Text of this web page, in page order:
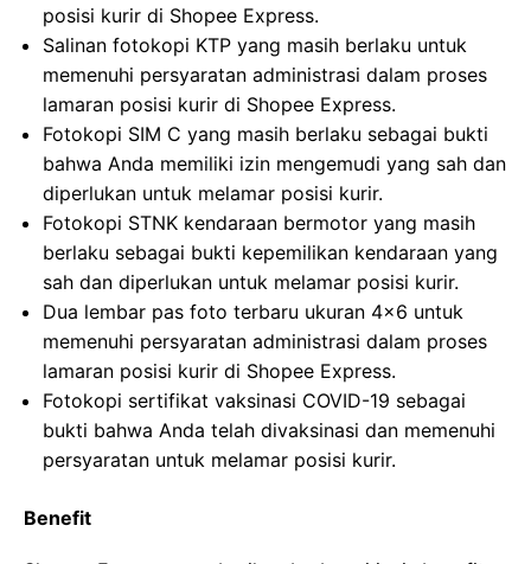
posisi kurir di Shopee Express.
Salinan fotokopi KTP yang masih berlaku untuk
memenuhi persyaratan administrasi dalam proses
lamaran posisi kurir di Shopee Express.
Fotokopi SIM C yang masih berlaku sebagai bukti
bahwa Anda memiliki izin mengemudi yang sah dan
diperlukan untuk melamar posisi kurir.
Fotokopi STNK kendaraan bermotor yang masih
berlaku sebagai bukti kepemilikan kendaraan yang
sah dan diperlukan untuk melamar posisi kurir.
Dua lembar pas foto terbaru ukuran 4×6 untuk
memenuhi persyaratan administrasi dalam proses
lamaran posisi kurir di Shopee Express.
Fotokopi sertifikat vaksinasi COVID-19 sebagai
bukti bahwa Anda telah divaksinasi dan memenuhi
persyaratan untuk melamar posisi kurir.
Benefit